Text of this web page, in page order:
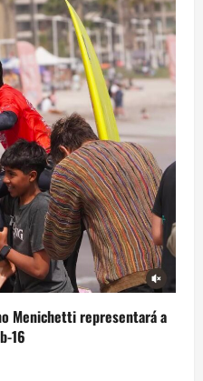
Menichetti representará a
16